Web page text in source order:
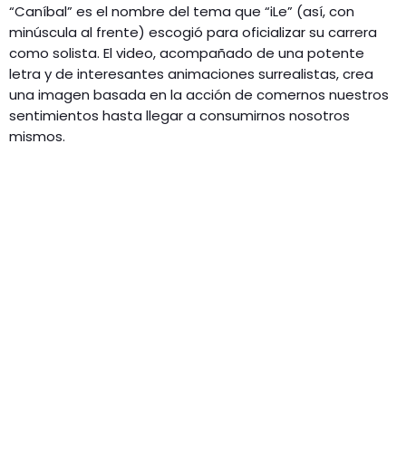
“Caníbal” es el nombre del tema que “iLe” (así, con
minúscula al frente) escogió para oficializar su carrera
como solista. El video, acompañado de una potente
letra y de interesantes animaciones surrealistas, crea
una imagen basada en la acción de comernos nuestros
sentimientos hasta llegar a consumirnos nosotros
mismos.